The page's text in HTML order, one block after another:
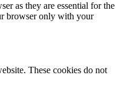
as they are essential for the
browser only with your
These cookies do not